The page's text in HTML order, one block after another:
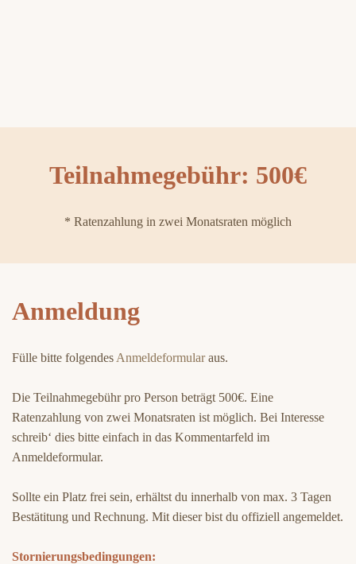
Teilnahmegebühr: 500€
* Ratenzahlung in zwei Monatsraten möglich
Anmeldung
Fülle bitte folgendes Anmeldeformularaus.
Die Teilnahmegebühr pro Person beträgt 500€. Eine
Ratenzahlung von zwei Monatsraten ist möglich. Bei Interesse
schreib‘ dies bitte einfach in das Kommentarfeld im
Anmeldeformular.
Sollte ein Platz frei sein, erhältst du innerhalb von max. 3 Tagen
Bestätitung und Rechnung. Mit dieser bist du offiziell angemeldet.
Stornierungsbedingungen: